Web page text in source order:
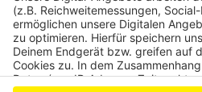
Anzeige
Anzeige